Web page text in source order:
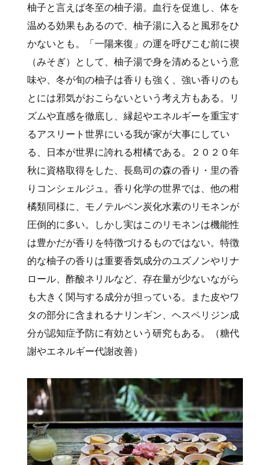
柚子と言えば冬至の柚子湯。血行を促進し、体を
温める効果もあるので、柚子湯に入ると風邪をひ
かないとも。「一陽来復」の運を呼びこむ前に禊
（みそぎ）として、柚子湯で身を清めるという意
味や、冬が旬の柚子は香りも強く、強い香りのも
とには邪気がおこらないという考え方もある。リ
ズムや直感を徹底し、縁起やエネルギーを重宝す
るアスリート世界にいる我が家が大事にしてい
る、日本が世界に誇れる柑橘である。２０２０年
秋に資格取得をした、長島司の森の香り・里の香
りコンシェルジュ。香り化学の世界では、他の柑
橘類同様に、モノテルペン炭化水素のリモネンが
圧倒的に多い。しかし実はこのリモネンは機能性
は豊かだが香りを特徴づけるものではない。特徴
的な柚子の香りは重要香気成分のユズノンやリナ
ロール、酢酸ネリルなど、存在量が少ないながら
も大きく関与する成分が担っている。また皮やワ
タの部分に含まれるナリンギン、ヘスペリジン成
分が認知症予防に有効という研究もある。（糖代
謝やエネルギー代謝改善）